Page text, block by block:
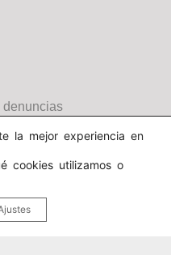
la mejor experiencia en
cookies utilizamos o